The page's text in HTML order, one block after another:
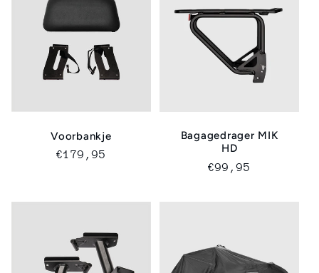
Voorbankje
Normale
€179,95
Bagagedrager MIK
HD
Normale
€99,95